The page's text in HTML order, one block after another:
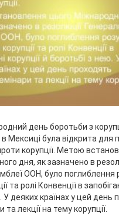
день боротьби з
Мексиці була відкрита для
корупції. Метою
дня, як зазначено в
ООН, було поглиблення
та ролі Конвенції в
У деяких країнах у цей день
та лекції на тему корупції.